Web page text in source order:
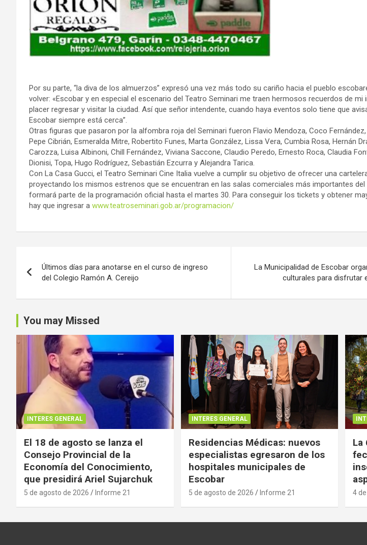
Por su parte, “la diva de los almuerzos” expresó una vez más todo su cariño hacia el pueblo
volver: «Escobar y en especial el escenario del Teatro Seminari me traen hermosos recuerdos de mi
placer regresar y visitar la ciudad. Así que señor intendente, cuando haya eventos solo tiene que
Escobar siempre está cerca”.
Otras figuras que pasaron por la alfombra roja del Seminari fueron Flavio Mendoza, Coco
Pepe Cibrián, Esmeralda Mitre, Robertito Funes, Marta González, Lissa Vera, Cumbia Rosa, Hernán
Carozza, Luisa Albinoni, Chill Fernández, Viviana Saccone, Claudio Peredo, Ernesto Roca, Claudia
Dionisi, Topa, Hugo Rodríguez, Sebastián Ezcurra y Alejandra Tarica.
Con La Casa Gucci, el Teatro Seminari Cine Italia vuelve a cumplir su objetivo de ofrecer una
proyectando los mismos estrenos que se encuentran en las salas comerciales más importantes del
formará parte de la programación oficial hasta el martes 30. Para conseguir los tickets y obtener
hay que ingresar a www.teatroseminari.gob.ar/programacion/
de
entradas
Últimos días para anotarse en el curso de ingreso
del Colegio Ramón A. Cereijo
La Municipalidad de Escobar
culturales para disfrutar
You may Missed
INTERES GENERAL
El 18 de agosto se lanza el
Consejo Provincial de la
Economía del Conocimiento,
que presidirá Ariel Sujarchuk
5 de agosto de 2026 Informe 21
INTERES GENERAL
Residencias Médicas: nuevos
especialistas egresaron de los
hospitales municipales de
Escobar
5 de agosto de 2026 Informe 21
La
4